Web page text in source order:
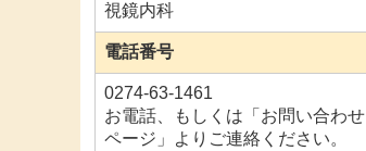
視鏡内科
電話番号
0274-63-1461
お電話、もしくは「お問い合わせ
ページ」よりご連絡ください。